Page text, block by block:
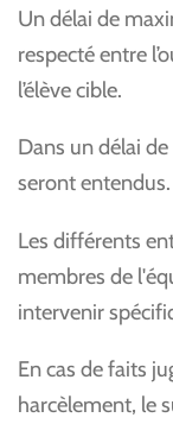
Un délai de
respecté entre
l’élève cible.
Dans un délai
seront entendus.
Les différents
membres de
intervenir
En cas de faits
harcèlement, le